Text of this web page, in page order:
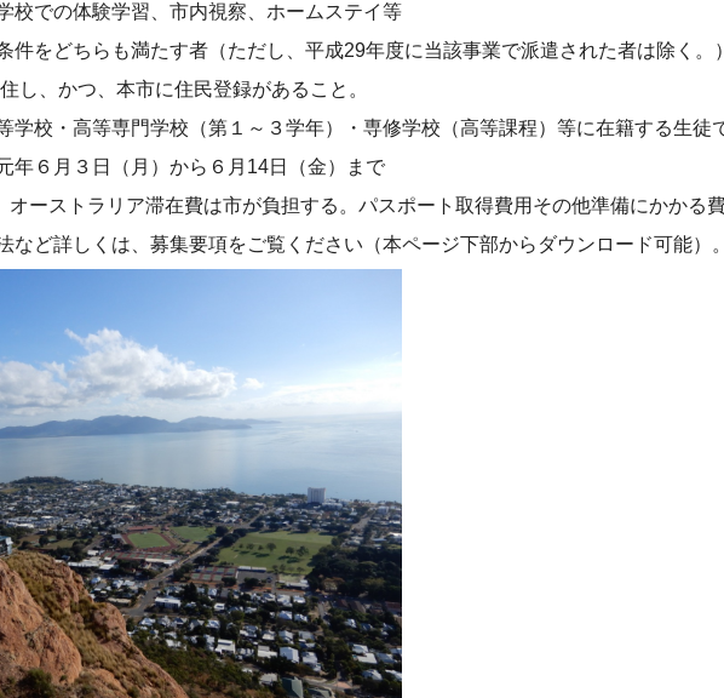
の体験学習、市内視察、ホームステイ等
どちらも満たす者（ただし、平成29年度に当該事業で派遣された者は除く。
し、かつ、本市に住民登録があること。
学校・高等専門学校（第１～３学年）・専修学校（高等課程）等に在籍する生徒
６月３日（月）から６月 14日（金）まで
ストラリア滞在費は市が負担する。パスポート取得費用その他準備にかかる
ど詳しくは、募集要項をご覧ください（本ページ下部からダウンロード可能）